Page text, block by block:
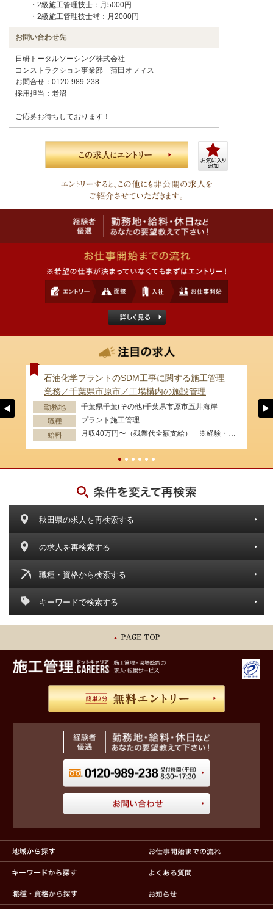
・2級施工管理技士：月5000円
・2級施工管理技士補：月2000円
お問い合わせ先
日研トータルソーシング株式会社
コンストラクション事業部 蒲田オフィス
お問合せ：0120-989-238
採用担当：老沼
ご応募お待ちしております！
石油化学プラントのSDM工事に関する施工管理
業務／千葉県市原市／工場構内の施設管理
勤務地
千葉県千葉(その他)千葉県市原市五井海岸
職種
プラント施工管理
給料
月収40万円〜（残業代全額支給） ※経験・資格等考慮します。
秋田県の求人を再検索する
の求人を再検索する
職種・資格から検索する
キーワードで検索する